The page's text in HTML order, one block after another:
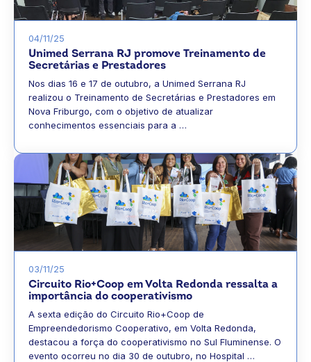
04/11/25
Unimed Serrana RJ promove Treinamento de
Secretárias e Prestadores
Nos dias 16 e 17 de outubro, a Unimed Serrana RJ
realizou o Treinamento de Secretárias e Prestadores em
Nova Friburgo, com o objetivo de atualizar
conhecimentos essenciais para a …
03/11/25
Circuito Rio+Coop em Volta Redonda ressalta a
importância do cooperativismo
A sexta edição do Circuito Rio+Coop de
Empreendedorismo Cooperativo, em Volta Redonda,
destacou a força do cooperativismo no Sul Fluminense. O
evento ocorreu no dia 30 de outubro, no Hospital …